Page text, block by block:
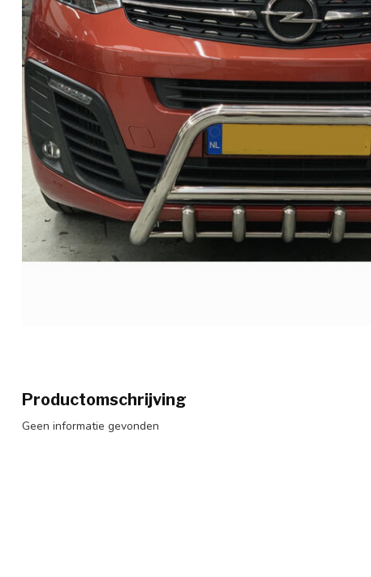
Productomschrijving
Geen informatie gevonden